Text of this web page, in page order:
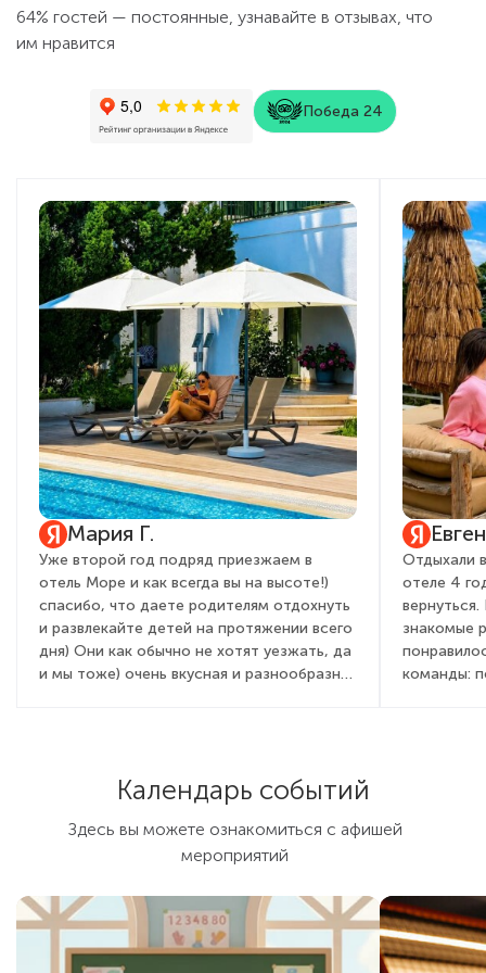
сравнению с летним сезоном.
64% гостей — постоянные, узнавайте в отзывах, что
им нравится
Победа 24
Мария Г.
Уже второй год подряд приезжаем в
отель Море и как всегда вы на высоте!)
спасибо, что даете родителям отдохнуть
и развлекайте детей на протяжении всего
дня) Они как обычно не хотят уезжать, да
и мы тоже) очень вкусная и разнообразная
процветания, развития, как всегда полной
наполняемости и только довольных
туристов!)
Отдыхали
отеле 4
знакомые
команды:
мнению,
Крыму:
не было
Календарь событий
Здесь вы можете ознакомиться с афишей
мероприятий